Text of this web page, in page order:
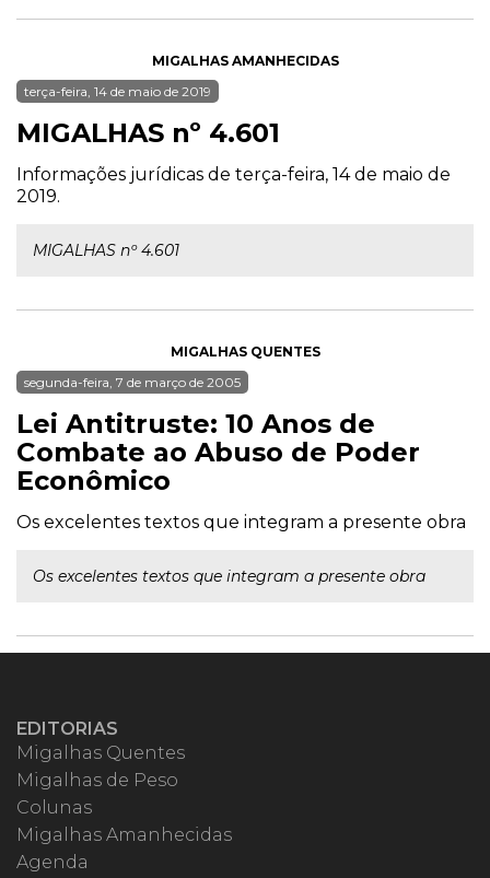
MIGALHAS AMANHECIDAS
terça-feira, 14 de maio de 2019
MIGALHAS nº 4.601
Informações jurídicas de terça-feira, 14 de maio de
2019.
MIGALHAS nº 4.601
MIGALHAS QUENTES
segunda-feira, 7 de março de 2005
Lei Antitruste: 10 Anos de
Combate ao Abuso de Poder
Econômico
Os excelentes textos que integram a presente obra
Os excelentes textos que integram a presente obra
EDITORIAS
Migalhas Quentes
Migalhas de Peso
Colunas
Migalhas Amanhecidas
Agenda